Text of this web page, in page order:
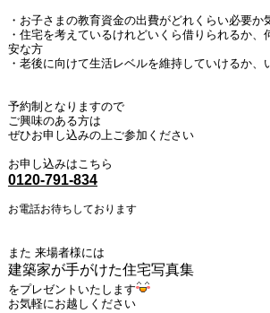
・お子さまの教育資金の出費がどれくらい必要か
・住宅を考えているけれどいくら借りられるか、
安な方
・老後に向けて生活レベルを維持していけるか
予約制となりますので
ご興味のある方は
ぜひお申し込みの上ご参加ください
お申し込みはこちら
0120-791-834
お電話お待ちしております
また 来場者様には
建築家が手がけた住宅写真集
をプレゼントいたします
お気軽にお越しください